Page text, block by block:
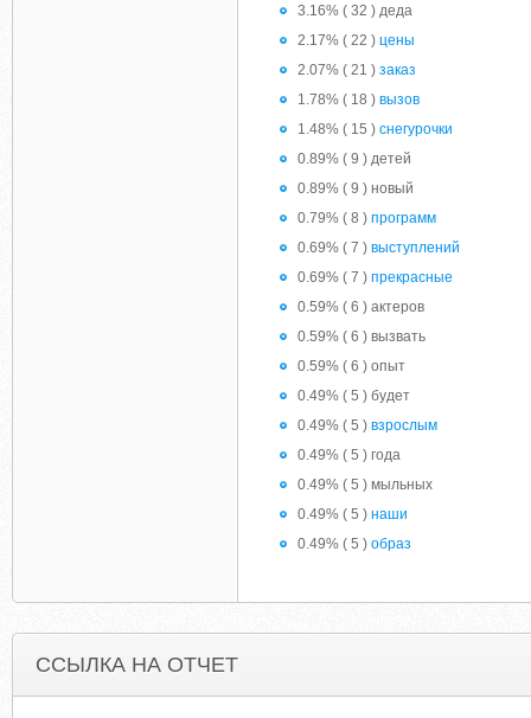
3.16% ( 32 ) деда
2.17% ( 22 ) цены
2.07% ( 21 ) заказ
1.78% ( 18 ) вызов
1.48% ( 15 ) снегурочки
0.89% ( 9 ) детей
0.89% ( 9 ) новый
0.79% ( 8 ) программ
0.69% ( 7 ) выступлений
0.69% ( 7 ) прекрасные
0.59% ( 6 ) актеров
0.59% ( 6 ) вызвать
0.59% ( 6 ) опыт
0.49% ( 5 ) будет
0.49% ( 5 ) взрослым
0.49% ( 5 ) года
0.49% ( 5 ) мыльных
0.49% ( 5 ) наши
0.49% ( 5 ) образ
ССЫЛКА НА ОТЧЕТ